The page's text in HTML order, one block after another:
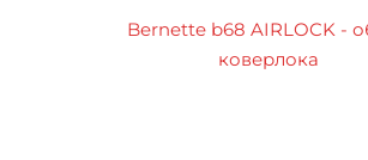
Bernette b68 AIRLOCK -
коверлока